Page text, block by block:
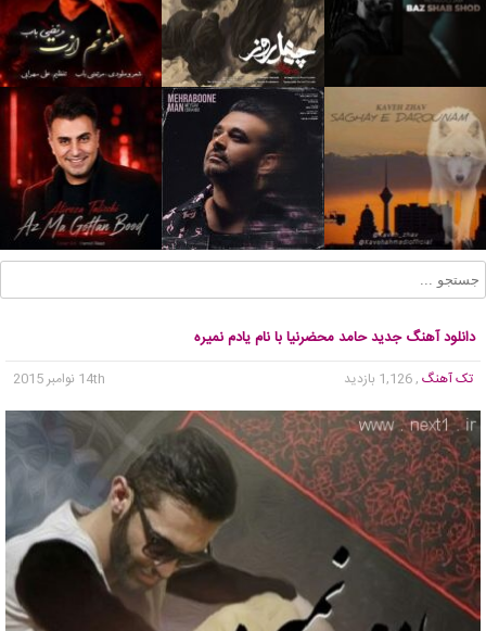
دانلود آهنگ جدید حامد محضرنیا با نام یادم نمیره
تک آهنگ , 1,126 بازدید 14th نوامبر 2015